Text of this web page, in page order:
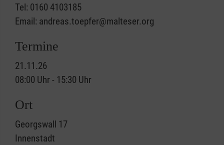
Tel: 0160 4103185
Email: andreas.toepfer@malteser.org
Termine
21.11.26
08:00 Uhr - 15:30 Uhr
Ort
Georgswall 17
Innenstadt